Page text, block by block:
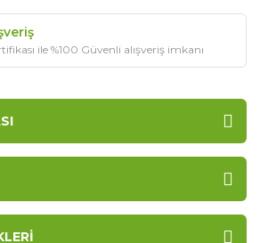
ile %100 Güvenli alışveriş imkanı